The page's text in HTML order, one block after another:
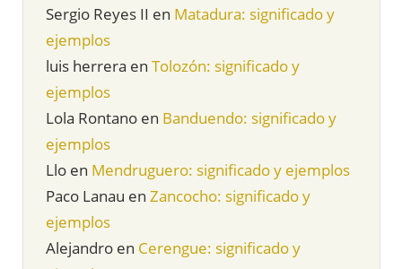
Sergio Reyes II en Matadura: significado y
ejemplos
luis herrera en Tolozón: significado y
ejemplos
Lola Rontano en Banduendo: significado y
ejemplos
Llo en Mendruguero: significado y ejemplos
Paco Lanau en Zancocho: significado y
ejemplos
Alejandro en Cerengue: significado y